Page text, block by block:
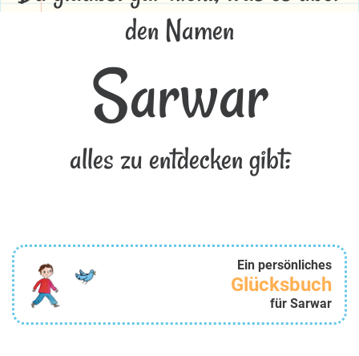
den Namen
Sarwar
alles zu entdecken gibt:
Ein persönliches
Glücksbuch
für Sarwar